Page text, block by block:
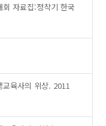
자료집:정착기 한국
육사의 위상. 2011